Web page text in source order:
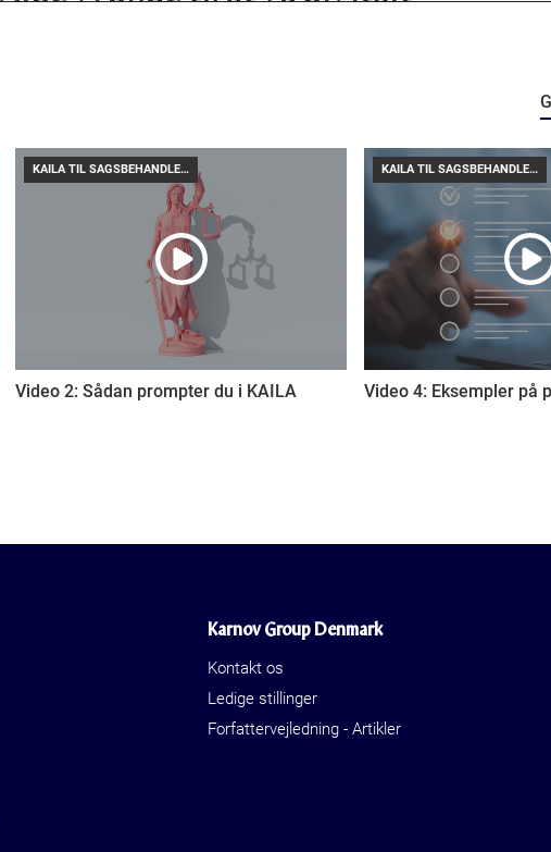
KAILA TIL SAGSBEHANDLERE
Video 2: Sådan prompter du i KAILA
KAILA TIL SAGSBEHANDLERE
Video 4: Eksempler på
Karnov Group Denmark
Kontakt os
Ledige stillinger
Forfattervejledning - Artikler